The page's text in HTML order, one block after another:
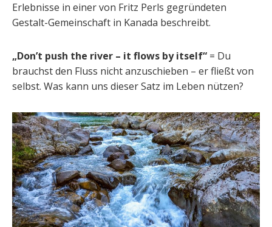
Erlebnisse in einer von Fritz Perls gegründeten
Gestalt-Gemeinschaft in Kanada beschreibt.
„Don’t push the river – it flows by itself“ = Du
brauchst den Fluss nicht anzuschieben – er fließt von
selbst. Was kann uns dieser Satz im Leben nützen?